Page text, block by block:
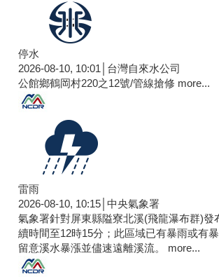
停水
2026-08-10, 10:01│台灣自來水公司
公館鄉鶴岡村220之12號/管線搶修 more...
雷雨
2026-08-10, 10:15│中央氣象署
氣象署針對屏東縣隘寮北溪(飛龍瀑布群)發
續時間至12時15分；此區域已有暴雨或有
留意溪水暴漲並儘速遠離溪流。 more...